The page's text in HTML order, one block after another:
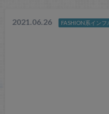
2021.06.26 FASHION系インフ